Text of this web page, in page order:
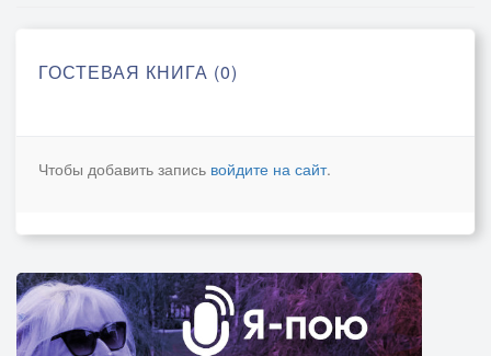
ГОСТЕВАЯ КНИГА (0)
Чтобы добавить запись войдите на сайт.